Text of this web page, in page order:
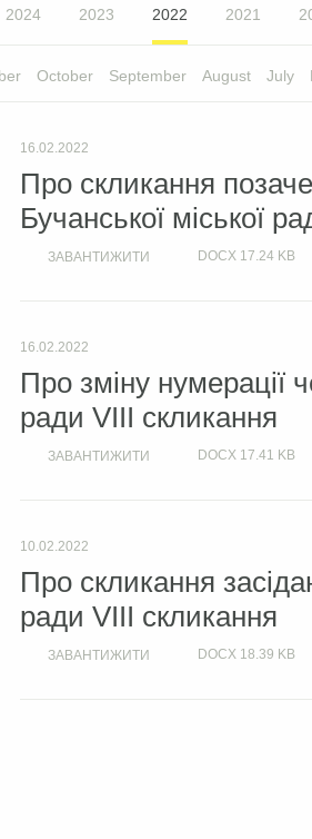
2024 2023 2022 2021
October September August July
16.02.2022
Про скликання
Бучанської міської
ЗАВАНТИЖИТИ DOCX 17.24 KB
16.02.2022
Про зміну нумерації
ради VIII скликання
ЗАВАНТИЖИТИ DOCX 17.41 KB
10.02.2022
Про скликання
ради VIIІ скликання
ЗАВАНТИЖИТИ DOCX 18.39 KB